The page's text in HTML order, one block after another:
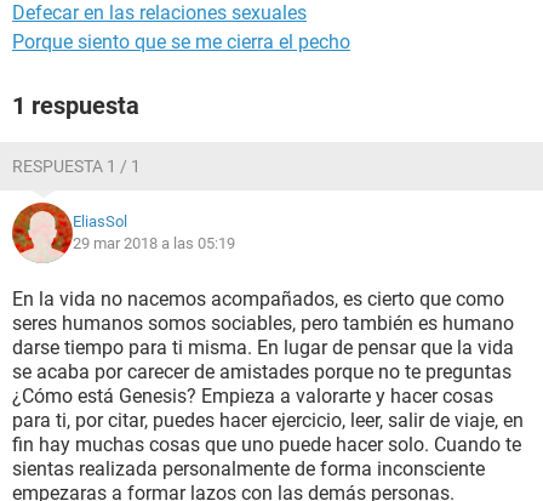
Defecar en las relaciones sexuales
Porque siento que se me cierra el pecho
1 respuesta
RESPUESTA 1 / 1
EliasSol
29 mar 2018 a las 05:19
En la vida no nacemos acompañados, es cierto que como
seres humanos somos sociables, pero también es humano
darse tiempo para ti misma. En lugar de pensar que la vida
se acaba por carecer de amistades porque no te preguntas
¿Cómo está Genesis? Empieza a valorarte y hacer cosas
para ti, por citar, puedes hacer ejercicio, leer, salir de viaje, en
fin hay muchas cosas que uno puede hacer solo. Cuando te
sientas realizada personalmente de forma inconsciente
empezaras a formar lazos con las demás personas.